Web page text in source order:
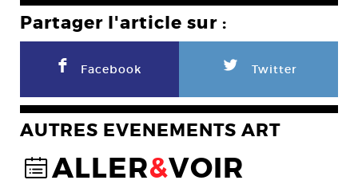
Partager l'article sur :
F Facebook L Twitter
AUTRES EVENEMENTS ART
@ALLER&VOIR